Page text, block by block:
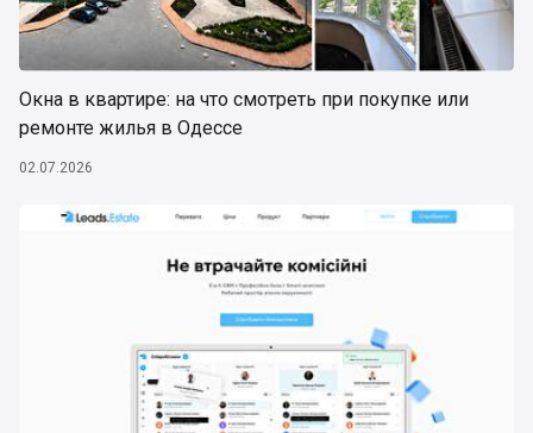
Окна в квартире: на что смотреть при покупке или
ремонте жилья в Одессе
02.07.2026